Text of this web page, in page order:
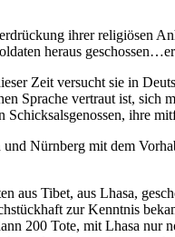
ihrer religiösen
heraus
Zeit versucht sie in
Sprache vertraut ist, sich
ihre
Nürnberg mit dem
aus Tibet, aus Lhasa,
zur Kenntnis
200 Tote, mit Lhasa